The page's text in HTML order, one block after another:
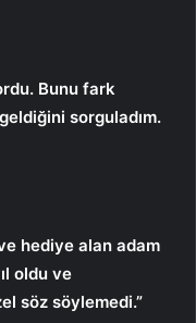
Bunu fark
sorguladım.
hediye alan adam
oldu ve
söz söylemedi.”